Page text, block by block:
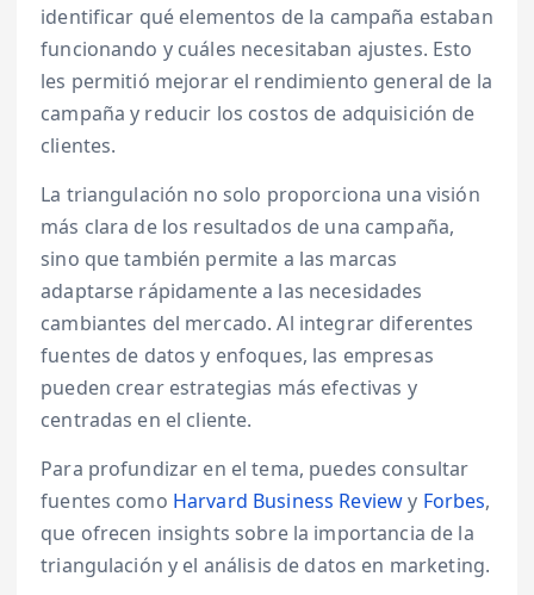
identificar qué elementos de la campaña estaban
funcionando y cuáles necesitaban ajustes. Esto
les permitió mejorar el rendimiento general de la
campaña y reducir los costos de adquisición de
clientes.
La triangulación no solo proporciona una visión
más clara de los resultados de una campaña,
sino que también permite a las marcas
adaptarse rápidamente a las necesidades
cambiantes del mercado. Al integrar diferentes
fuentes de datos y enfoques, las empresas
pueden crear estrategias más efectivas y
centradas en el cliente.
Para profundizar en el tema, puedes consultar
fuentes como Harvard Business Reviewy Forbes,
que ofrecen insights sobre la importancia de la
triangulación y el análisis de datos en marketing.